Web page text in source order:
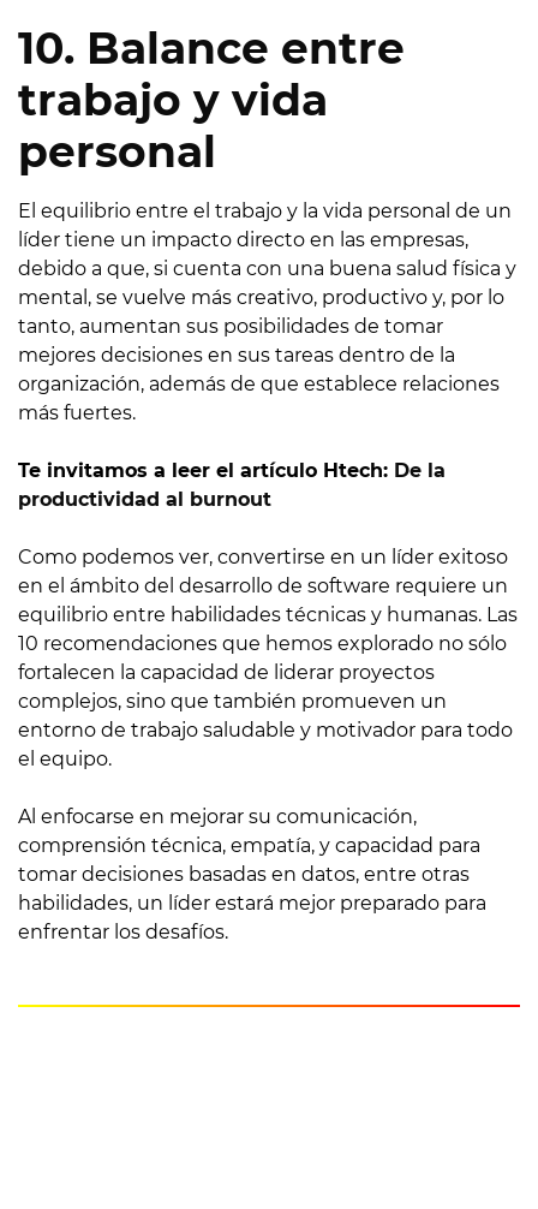
10. Balance entre
trabajo y vida
personal
El equilibrio entre el trabajo y la vida personal de un
líder tiene un impacto directo en las empresas,
debido a que, si cuenta con una buena salud física y
mental, se vuelve más creativo, productivo y, por lo
tanto, aumentan sus posibilidades de tomar
mejores decisiones en sus tareas dentro de la
organización, además de que establece relaciones
más fuertes.
Te invitamos a leer el artículo Htech: De la
productividad al burnout
Como podemos ver, convertirse en un líder exitoso
en el ámbito del desarrollo de software requiere un
equilibrio entre habilidades técnicas y humanas. Las
10 recomendaciones que hemos explorado no sólo
fortalecen la capacidad de liderar proyectos
complejos, sino que también promueven un
entorno de trabajo saludable y motivador para todo
el equipo.
Al enfocarse en mejorar su comunicación,
comprensión técnica, empatía, y capacidad para
tomar decisiones basadas en datos, entre otras
habilidades, un líder estará mejor preparado para
enfrentar los desafíos.